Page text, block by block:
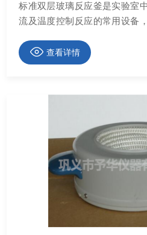
标准双层玻璃反应釜是实验室
流及温度控制反应的常用设备
点，有助于安全高效地开展实验
查看详情